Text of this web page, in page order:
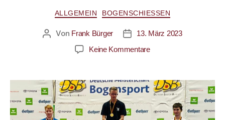
ALLGEMEIN BOGENSCHIESSEN
Von Frank Bürger
13. März 2023
Keine Kommentare